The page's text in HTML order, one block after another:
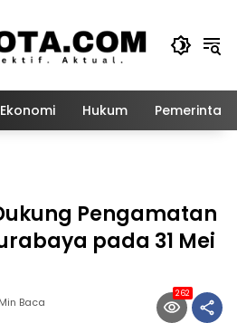
Ekonomi Hukum
Pengamatan
pada 31 Mei
Baca
262